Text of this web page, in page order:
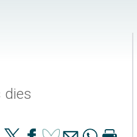
dies